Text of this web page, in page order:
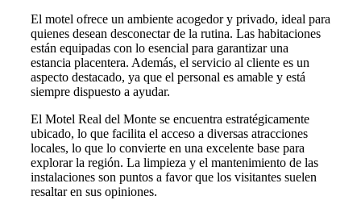
El motel ofrece un ambiente acogedor y privado, ideal para
quienes desean desconectar de la rutina. Las habitaciones
están equipadas con lo esencial para garantizar una
estancia placentera. Además, el servicio al cliente es un
aspecto destacado, ya que el personal es amable y está
siempre dispuesto a ayudar.
El Motel Real del Monte se encuentra estratégicamente
ubicado, lo que facilita el acceso a diversas atracciones
locales, lo que lo convierte en una excelente base para
explorar la región. La limpieza y el mantenimiento de las
instalaciones son puntos a favor que los visitantes suelen
resaltar en sus opiniones.